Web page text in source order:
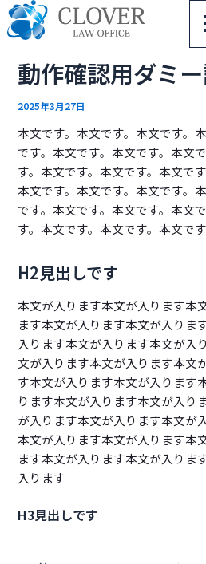
内
容
動作確認用ダミ
2025年3月27日
本文です。本文です。本文です。
です。本文です。本文です。本文
す。本文です。本文です。本文で
本文です。本文です。本文です。
です。本文です。本文です。本文
す。本文です。本文です。本文で
H2見出しです
本文が入ります本文が入ります本
ます本文が入ります本文が入りま
入ります本文が入ります本文が入
文が入ります本文が入ります本文
す本文が入ります本文が入ります
ります本文が入ります本文が入り
が入ります本文が入ります本文が
本文が入ります本文が入ります本
ます本文が入ります本文が入りま
入ります
H3見出しです
投
稿